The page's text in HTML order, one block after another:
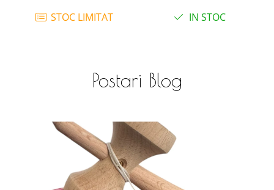
STOC LIMITAT IN STOC
Postari Blog